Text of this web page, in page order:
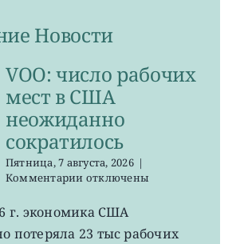
Новости
VOO: число рабочих
мест в США
неожиданно
сократилось
Пятница, 7 августа, 2026 |
Комментариик
VOO:
рабочих
отключены
г. экономика США
потеряла 23 тыс рабочих